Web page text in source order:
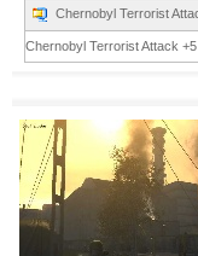
Chernobyl Terrorist
Chernobyl Terrorist Attack